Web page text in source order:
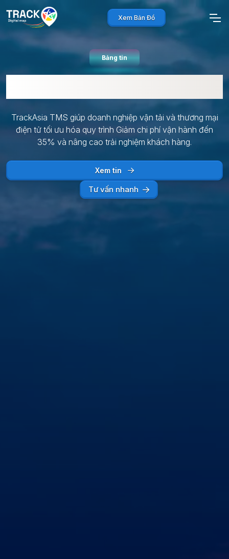
Xem Bản Đồ
Bảng tin
TrackAsia TMS giúp doanh nghiệp vận tải và thương mại
điện tử tối ưu hóa quy trình Giảm chi phí vận hành đến
35% và nâng cao trải nghiệm khách hàng.
Xem tin
Tư vấn nhanh